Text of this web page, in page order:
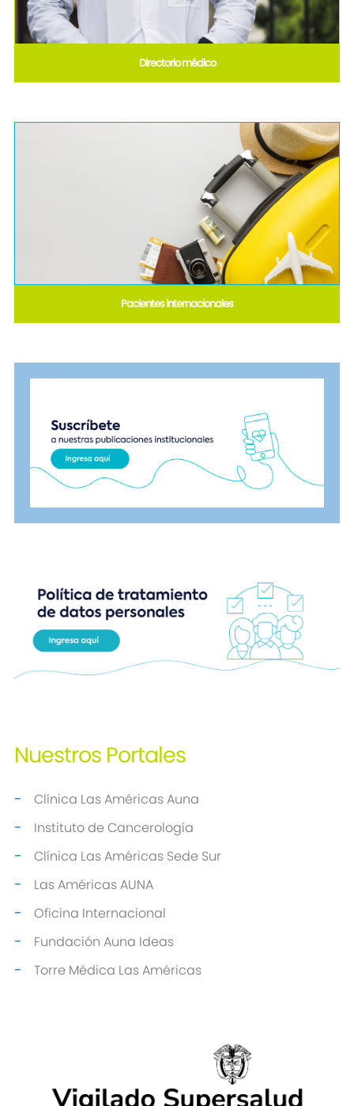
Directorio médico
Pacientes internacionales
Nuestros Portales
Clínica Las Américas Auna
Instituto de Cancerología
Clínica Las Américas Sede Sur
Las Américas AUNA
Oficina Internacional
Fundación Auna Ideas
Torre Médica Las Américas